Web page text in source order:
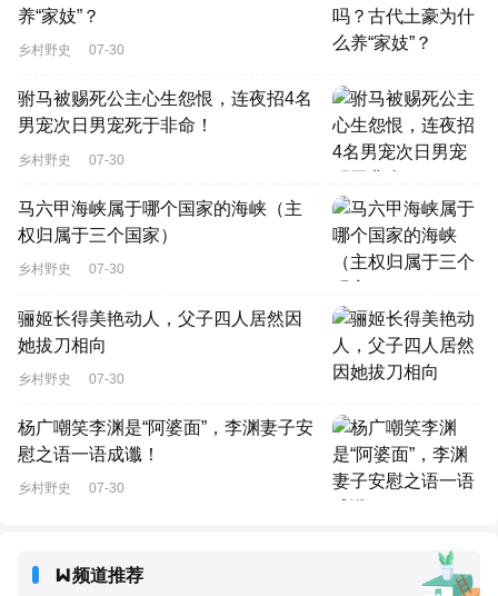
养“家妓”？
乡村野史 07-30
驸马被赐死公主心生怨恨，连夜招4名
男宠次日男宠死于非命！
乡村野史 07-30
马六甲海峡属于哪个国家的海峡（主
权归属于三个国家）
乡村野史 07-30
骊姬长得美艳动人，父子四人居然因
她拔刀相向
乡村野史 07-30
杨广嘲笑李渊是“阿婆面”，李渊妻子安
慰之语一语成谶！
乡村野史 07-30
频道推荐